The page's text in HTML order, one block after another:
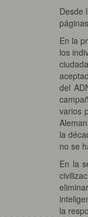
Desde
En la
los
del
varios
la
no se
En la
la